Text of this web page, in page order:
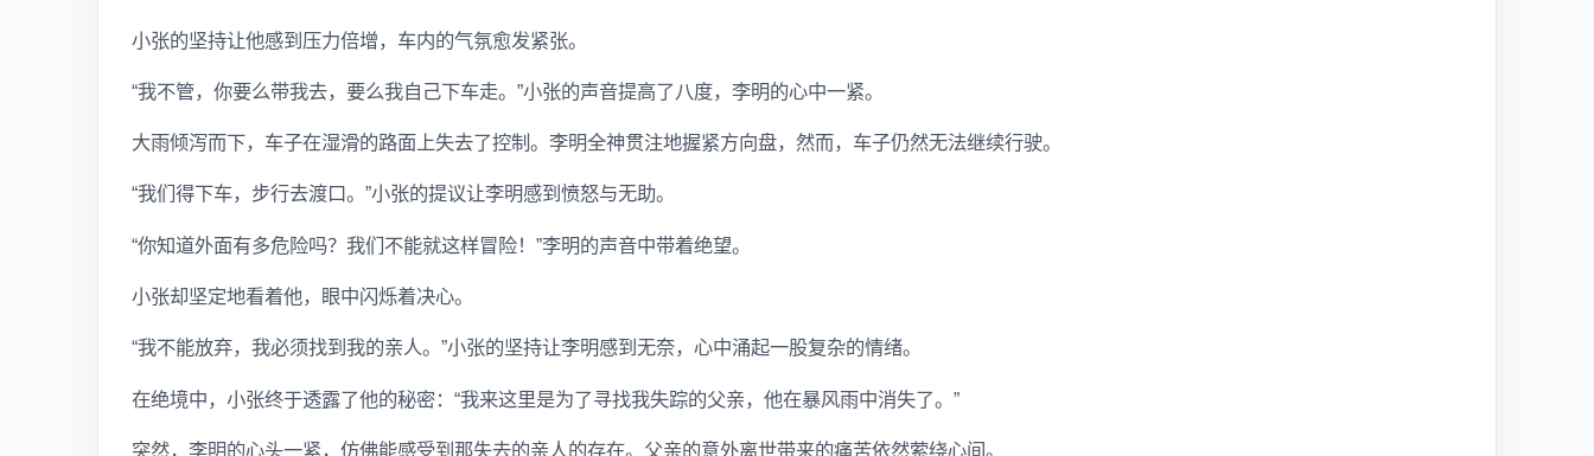
小张的坚持让他感到压力倍增，车内的气氛愈发紧张。
“我不管，你要么带我去，要么我自己下车走。”小张的声音提高了八度，李明的心中一紧。
大雨倾泻而下，车子在湿滑的路面上失去了控制。李明全神贯注地握紧方向盘，然而，车子仍然无法继续行驶。
“我们得下车，步行去渡口。”小张的提议让李明感到愤怒与无助。
“你知道外面有多危险吗？我们不能就这样冒险！”李明的声音中带着绝望。
小张却坚定地看着他，眼中闪烁着决心。
“我不能放弃，我必须找到我的亲人。”小张的坚持让李明感到无奈，心中涌起一股复杂的情绪。
在绝境中，小张终于透露了他的秘密：“我来这里是为了寻找我失踪的父亲，他在暴风雨中消失了。”
突然，李明的心头一紧，仿佛能感受到那失去的亲人的存在。父亲的意外离世带来的痛苦依然萦绕心间。